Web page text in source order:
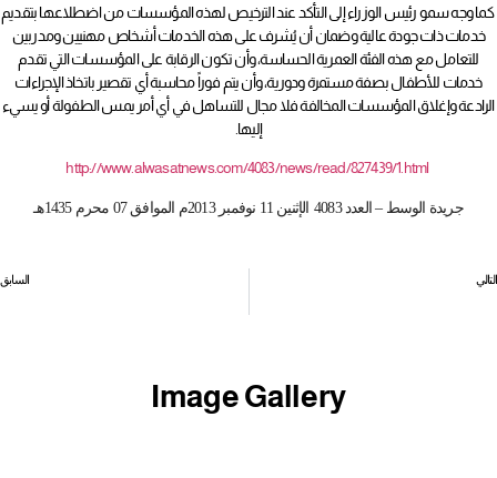
كما وجه سمو رئيس الوزراء إلى التأكد عند الترخيص لهذه المؤسسات من اضطلاعها بتقديم
خدمات ذات جودة عالية وضمان أن يُشرف على هذه الخدمات أشخاص مهنيين ومدربين
للتعامل مع هذه الفئة العمرية الحساسة، وأن تكون الرقابة على المؤسسات التي تقدم
خدمات للأطفال بصفة مستمرة ودورية، وأن يتم فوراً محاسبة أي تقصير باتخاذ الإجراءات
الرادعة وإغلاق المؤسسات المخالفة فلا مجال للتساهل في أي أمر يمس الطفولة أو يسيء
إليها.
http://www.alwasatnews.com/4083/news/read/827439/1.html
جريدة الوسط – العدد 4083 الإثنين 11 نوفمبر 2013م الموافق 07 محرم 1435هـ
السابق التالي
Image Gallery